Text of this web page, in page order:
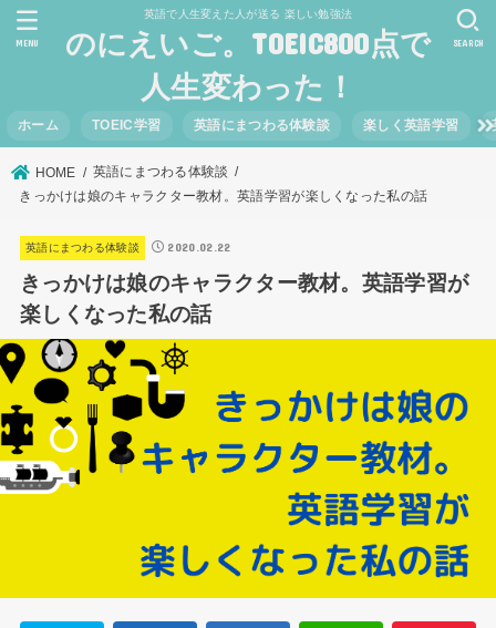
英語で人生変えた人が送る 楽しい勉強法
のにえいご。TOEIC800点で
人生変わった！
ホーム TOEIC学習 英語にまつわる体験談 楽しく英語学習
SEARCH
MENU
HOME
英語にまつわる体験談
きっかけは娘のキャラクター教材。英語学習が楽しくなった私の話
英語にまつわる体験談 2020.02.22
きっかけは娘のキャラクター教材。英語学習が
楽しくなった私の話